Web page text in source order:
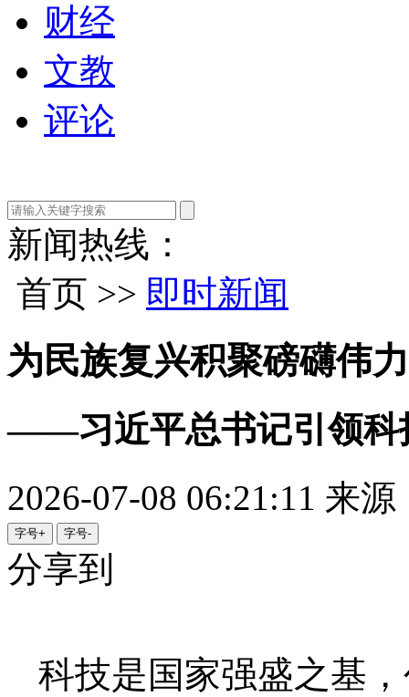
财经
文教
评论
新闻热线：
首页 >> 即时新闻
为民族复兴积聚磅礴伟力
——习近平总书记引领科
2026-07-08 06:21:11 来源
字号+ 字号-
分享到
科技是国家强盛之基